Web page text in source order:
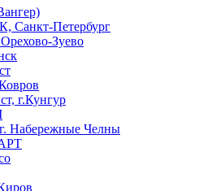
Санкт-Петербург
Зуево
г.Кунгур
Набережные Челны